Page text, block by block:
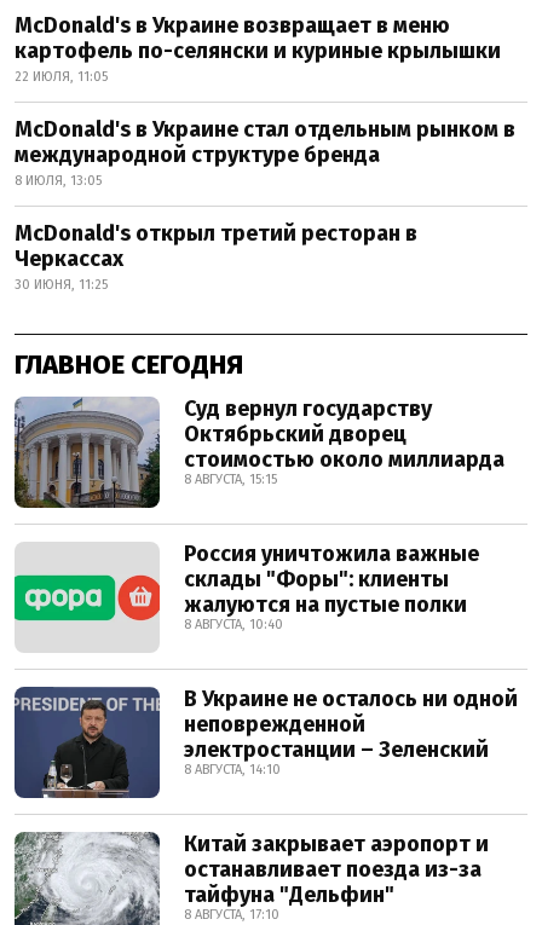
McDonald's в Украине возвращает в меню
картофель по-селянски и куриные крылышки
22 ИЮЛЯ, 11:05
McDonald's в Украине стал отдельным рынком в
международной структуре бренда
8 ИЮЛЯ, 13:05
McDonald's открыл третий ресторан в
Черкассах
30 ИЮНЯ, 11:25
ГЛАВНОЕ СЕГОДНЯ
Суд вернул государству
Октябрьский дворец
стоимостью около миллиарда
8 АВГУСТА, 15:15
Россия уничтожила важные
склады "Форы": клиенты
жалуются на пустые полки
8 АВГУСТА, 10:40
В Украине не осталось ни одной
неповрежденной
электростанции – Зеленский
8 АВГУСТА, 14:10
Китай закрывает аэропорт и
останавливает поезда из-за
тайфуна "Дельфин"
8 АВГУСТА, 17:10